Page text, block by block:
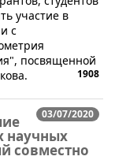
участие в
с
посвященной
1908
03/07/2020
научных
совместно